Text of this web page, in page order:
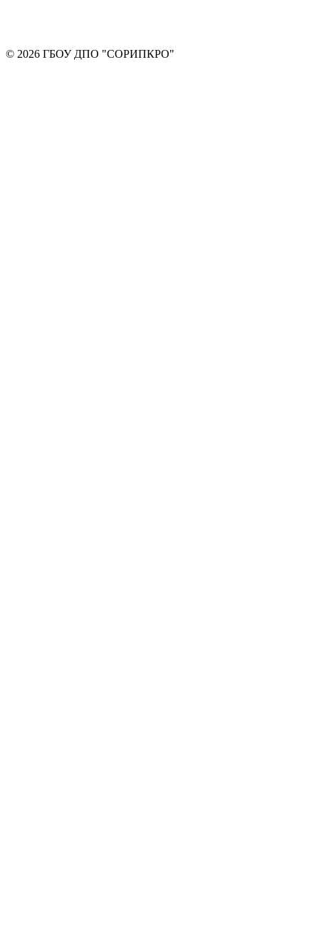
© 2026 ГБОУ ДПО "СОРИПКРО"